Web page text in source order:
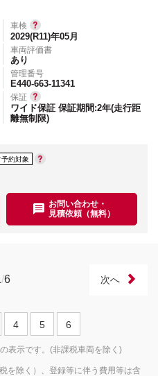
車検
2029(R11)年05月
車両評価書
あり
管理番号
E440-663-11341
保証
ワイド保証 保証期間:2年(走行距
離無制限)
約対象
お問い合わせ・
見積依頼（無料）
/6 次へ
4 5 6
表示です。(非課税車両を除く)
を除く）、登録等に伴う費用等は含